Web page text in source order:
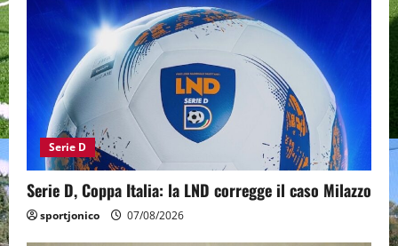
Serie D
Serie D, Coppa Italia: la LND corregge il caso Milazzo
sportjonico 07/08/2026